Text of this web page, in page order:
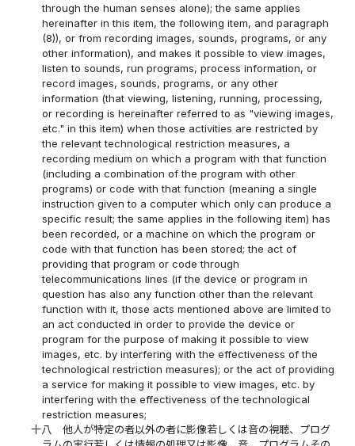
through the human senses alone); the same applies
hereinafter in this item, the following item, and paragraph
(8)), or from recording images, sounds, programs, or any
other information), and makes it possible to view images,
listen to sounds, run programs, process information, or
record images, sounds, programs, or any other
information (that viewing, listening, running, processing,
or recording is hereinafter referred to as "viewing images,
etc." in this item) when those activities are restricted by
the relevant technological restriction measures, a
recording medium on which a program with that function
(including a combination of the program with other
programs) or code with that function (meaning a single
instruction given to a computer which only can produce a
specific result; the same applies in the following item) has
been recorded, or a machine on which the program or
code with that function has been stored; the act of
providing that program or code through
telecommunications lines (if the device or program in
question has also any function other than the relevant
function with it, those acts mentioned above are limited to
an act conducted in order to provide the device or
program for the purpose of making it possible to view
images, etc. by interfering with the effectiveness of the
technological restriction measures); or the act of providing
a service for making it possible to view images, etc. by
interfering with the effectiveness of the technological
restriction measures;
十八
他人が特定の者以外の者に影像若しくは音の視聴、プログ